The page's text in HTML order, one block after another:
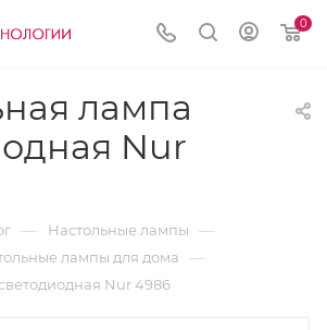
0
лампа
Nur
— Настольные лампы —
лампы для дома —
Nur 4986